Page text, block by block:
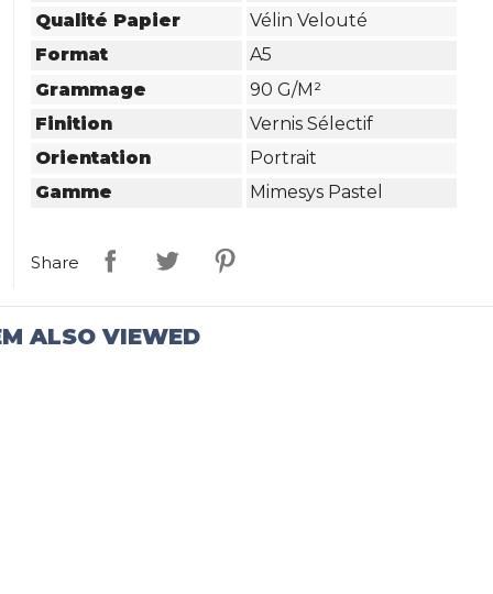
Qualité Papier
Vélin Velouté
Format
A5
Grammage
90 G/m²
Finition
Vernis Sélectif
Orientation
Portrait
Gamme
Mimesys Pastel
Share
ALSO VIEWED